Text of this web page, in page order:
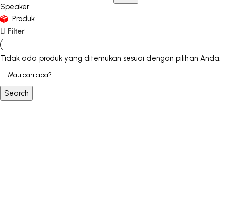
Speaker
Produk
Filter
Tidak ada produk yang ditemukan sesuai dengan pilihan Anda.
Search